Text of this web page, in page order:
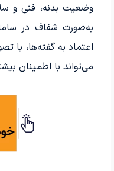
وضعیت بدنه، فنی و
به‌صورت شفاف در
اعتماد به گفته‌ها، با
می‌تواند با اطمینان